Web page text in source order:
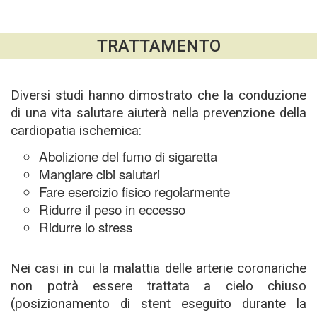
TRATTAMENTO
Diversi studi hanno dimostrato che la conduzione
di una vita salutare aiuterà nella prevenzione della
cardiopatia ischemica:
Abolizione del fumo di sigaretta
Mangiare cibi salutari
Fare esercizio fisico regolarmente
Ridurre il peso in eccesso
Ridurre lo stress
Nei casi in cui la malattia delle arterie coronariche
non potrà essere trattata a cielo chiuso
(posizionamento di stent eseguito durante la